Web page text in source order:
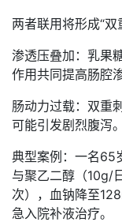
两者联用将形成“双
渗透压叠加：乳果
作用共同提高肠腔
肠动力过载：双重
可能引发剧烈腹泻。
典型案例：一名65
与聚乙二醇（10g/
次），血钠降至
急入院补液治疗。